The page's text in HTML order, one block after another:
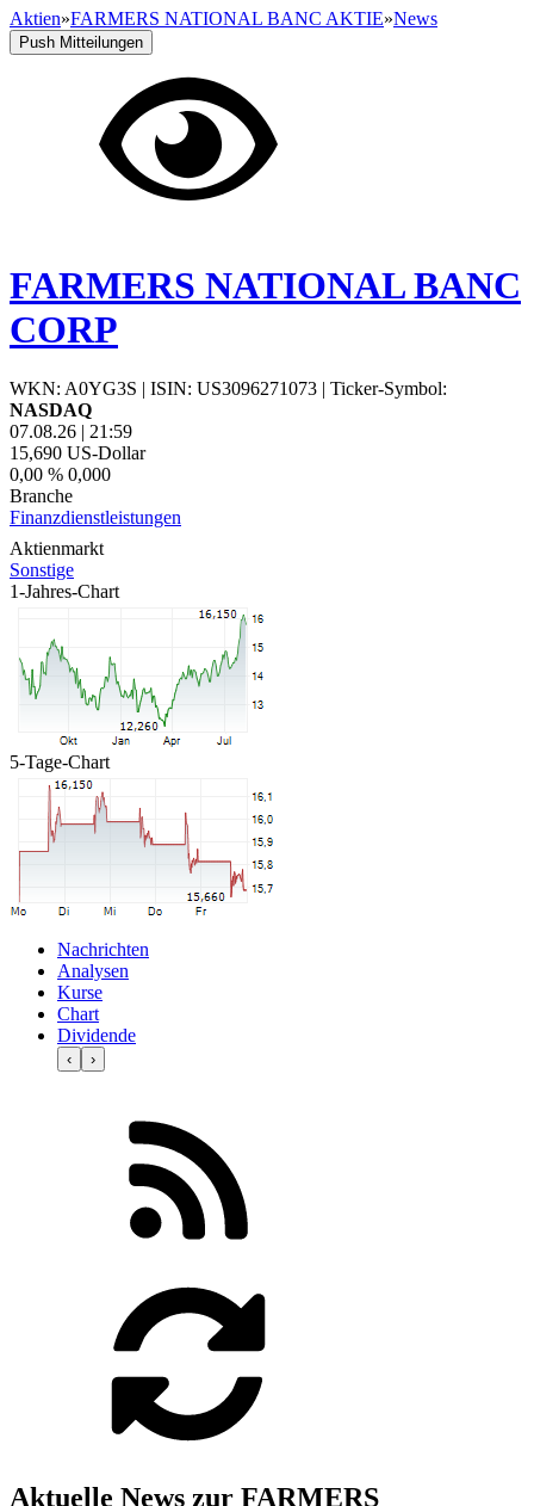
Aktien»FARMERS NATIONAL BANC AKTIE»News
Push Mitteilungen
FARMERS NATIONAL BANC
CORP
WKN: A0YG3S | ISIN: US3096271073 | Ticker-Symbol:
NASDAQ
07.08.26 | 21:59
15,690 US-Dollar
0,00 % 0,000
Branche
Finanzdienstleistungen
Aktienmarkt
Sonstige
1-Jahres-Chart
5-Tage-Chart
Nachrichten
Analysen
Kurse
Chart
Dividende
‹ ›
Aktuelle News zur FARMERS